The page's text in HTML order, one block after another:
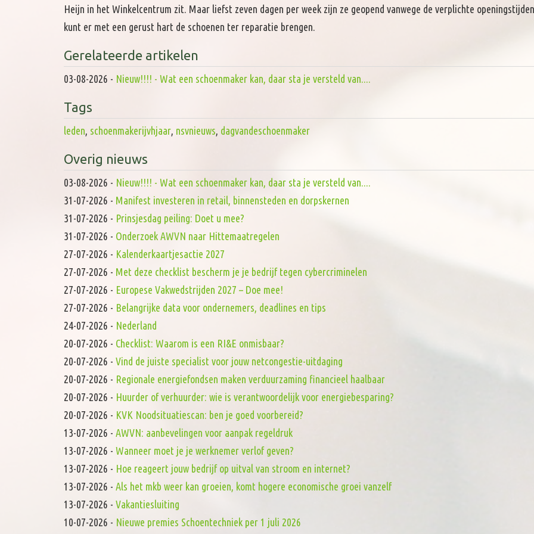
Heijn in het Winkelcentrum zit. Maar liefst zeven dagen per week zijn ze geopend vanwege de verplichte
kunt er met een gerust hart de schoenen ter reparatie brengen.
Gerelateerde artikelen
03-08-2026 - Nieuw!!!! - Wat een schoenmaker kan, daar sta je versteld van....
Tags
leden, schoenmakerijvhjaar, nsvnieuws, dagvandeschoenmaker
Overig nieuws
03-08-2026 - Nieuw!!!! - Wat een schoenmaker kan, daar sta je versteld van....
31-07-2026 - Manifest investeren in retail, binnensteden en dorpskernen
31-07-2026 - Prinsjesdag peiling: Doet u mee?
31-07-2026 - Onderzoek AWVN naar Hittemaatregelen
27-07-2026 - Kalenderkaartjesactie 2027
27-07-2026 - Met deze checklist bescherm je je bedrijf tegen cybercriminelen
27-07-2026 - Europese Vakwedstrijden 2027 – Doe mee!
27-07-2026 - Belangrijke data voor ondernemers, deadlines en tips
24-07-2026 - Nederland
20-07-2026 - Checklist: Waarom is een RI&E onmisbaar?
20-07-2026 - Vind de juiste specialist voor jouw netcongestie-uitdaging
20-07-2026 - Regionale energiefondsen maken verduurzaming financieel haalbaar
20-07-2026 - Huurder of verhuurder: wie is verantwoordelijk voor energiebesparing?
20-07-2026 - KVK Noodsituatiescan: ben je goed voorbereid?
13-07-2026 - AWVN: aanbevelingen voor aanpak regeldruk
13-07-2026 - Wanneer moet je je werknemer verlof geven?
13-07-2026 - Hoe reageert jouw bedrijf op uitval van stroom en internet?
13-07-2026 - Als het mkb weer kan groeien, komt hogere economische groei vanzelf
13-07-2026 - Vakantiesluiting
10-07-2026 - Nieuwe premies Schoentechniek per 1 juli 2026